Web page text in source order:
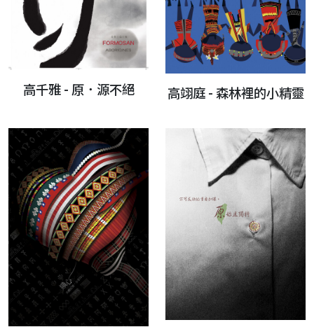
高千雅 - 原．源不絕 高翊庭 - 森林裡的小精靈